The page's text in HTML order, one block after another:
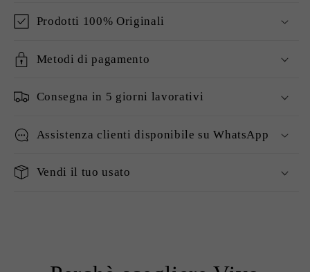
Prodotti 100% Originali
Metodi di pagamento
Consegna in 5 giorni lavorativi
Assistenza clienti disponibile su WhatsApp
Vendi il tuo usato